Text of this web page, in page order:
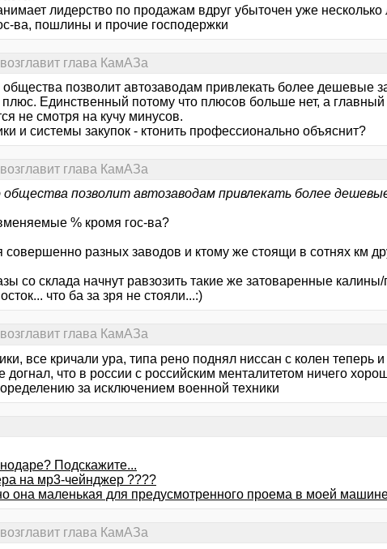
лидерство по продажам вдруг убыточен уже несколько
ва, пошлины и прочие господержки
глава КамАЗа
позволит автозаводам привлекать более дешевые
Единственный потому что плюсов больше нет, а
не смотря на кучу минусов.
и системы закупок - ктонить профессионально объяснит?
глава КамАЗа
общества позволит автозаводам привлекать более
% кромя гос-ва?
совершенно разных заводов и ктому же стоящи в сотнях км
со склада начнут равзозить такие же затоваренные
что ба за зря не стояли...:)
глава КамАЗа
все кричали ура, типа рено поднял ниссан с колен теперь и
что в россии с российским менталитетом ничего
за исключением военной техники
Подскажите...
на мр3-чейнджер ????
она маленькая для предусмотренного проема в моей
глава КамАЗа